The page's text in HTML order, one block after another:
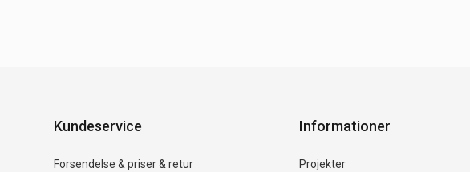
Kundeservice
Forsendelse & priser & retur
Informationer
Projekter